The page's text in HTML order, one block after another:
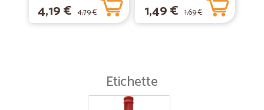
4,19 € 4,79 € 1,49 € 1,69 €
Etichette